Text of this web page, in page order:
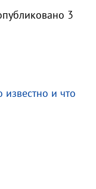
3
известно и что